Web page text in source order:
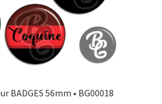
BADGES 56mm • BG00018